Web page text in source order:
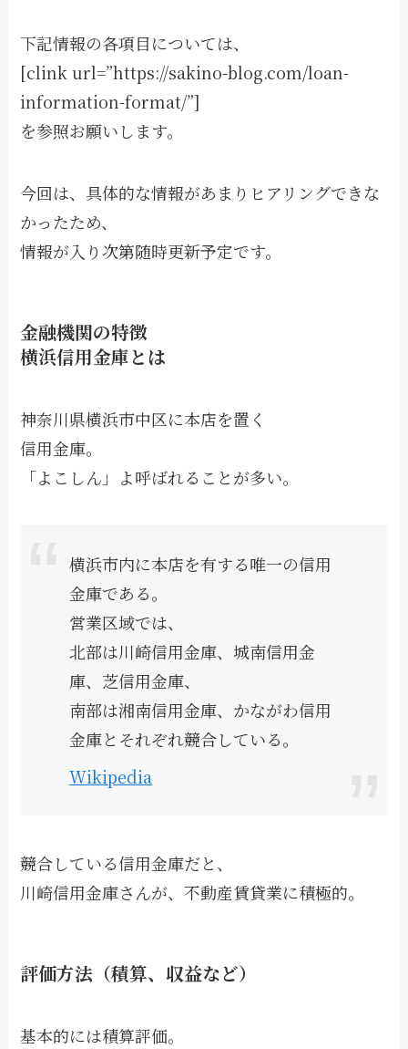
下記情報の各項目については、
[clink url=”https://sakino-blog.com/loan-
information-format/”]
を参照お願いします。
今回は、具体的な情報があまりヒアリングできな
かったため、
情報が入り次第随時更新予定です。
金融機関の特徴
横浜信用金庫とは
神奈川県横浜市中区に本店を置く
信用金庫。
「よこしん」よ呼ばれることが多い。
横浜市内に本店を有する唯一の信用
金庫である。
営業区域では、
北部は川崎信用金庫、城南信用金
庫、芝信用金庫、
南部は湘南信用金庫、かながわ信用
金庫とそれぞれ競合している。
Wikipedia
競合している信用金庫だと、
川崎信用金庫さんが、不動産賃貸業に積極的。
評価方法（積算、収益など）
基本的には積算評価。